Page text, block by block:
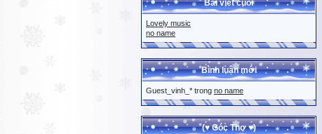
Bài viết cuối
Lovely music
no name
Bình luận mới
Guest_vinh_* trong no name
(♥ Góc Thơ ♥)